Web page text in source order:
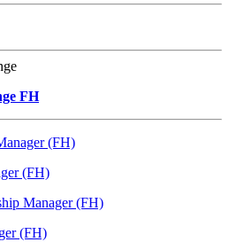
FH
(FH)
(FH)
Manager (FH)
(FH)